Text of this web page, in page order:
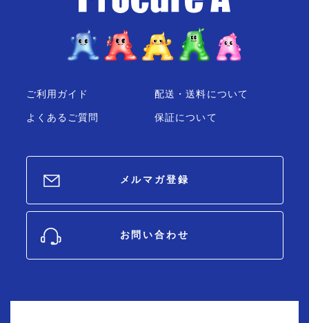
ご利用ガイド
よくあるご質問
配送・送料について
保証について
メルマガ登録
お問い合わせ